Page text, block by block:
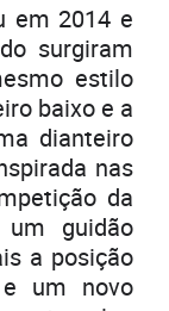
em 2014 e
surgiram
estilo
baixo e a
dianteiro
nas
da
guidão
a posição
um novo